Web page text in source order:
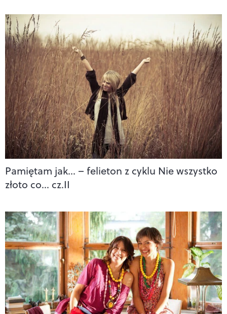
Pamiętam jak… – felieton z cyklu Nie wszystko
złoto co… cz.II